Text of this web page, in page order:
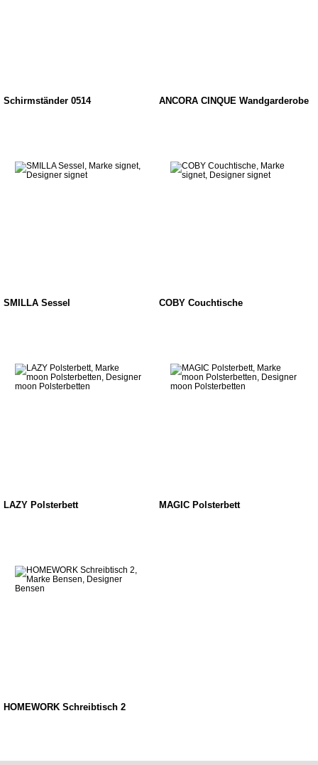
Schirmständer 0514 ANCORA CINQUE Wandgarderobe
SMILLA Sessel COBY Couchtische
LAZY Polsterbett MAGIC Polsterbett
HOMEWORK Schreibtisch 2